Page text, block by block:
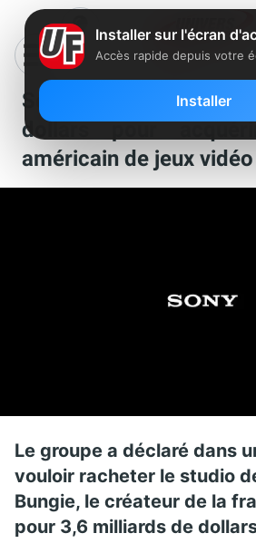
Sony va débourser
dollars pour
américain de jeux
Le groupe a déclaré dans
vouloir racheter le studio
Bungie, le créateur de la
pour 3,6 milliards de
Installer sur l'écran
Accès rapide depuis votre
Installer